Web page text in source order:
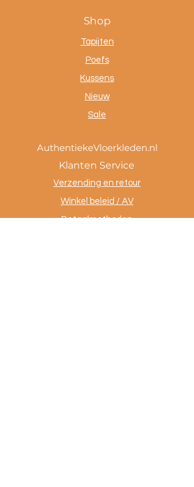
Shop
Tapijten
Poefs
Kussens
Nieuw
Sale
AuthentiekeVloerkleden.nl
Klanten Service
Verzending en retour
Winkel beleid / AV
Betaalmethoden